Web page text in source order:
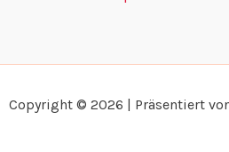
Copyright © 2026 | Präsentiert